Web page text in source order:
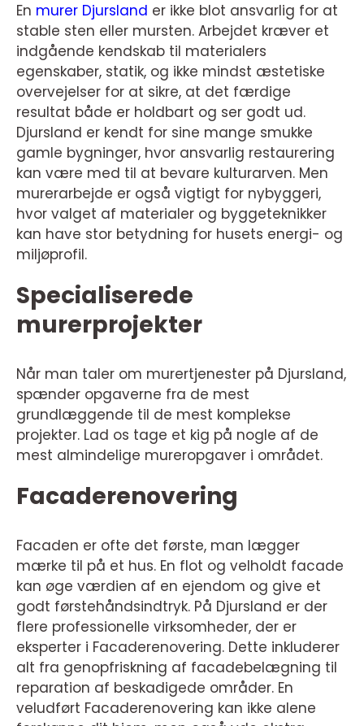
En murer Djursland er ikke blot ansvarlig for at
stable sten eller mursten. Arbejdet kræver et
indgående kendskab til materialers
egenskaber, statik, og ikke mindst æstetiske
overvejelser for at sikre, at det færdige
resultat både er holdbart og ser godt ud.
Djursland er kendt for sine mange smukke
gamle bygninger, hvor ansvarlig restaurering
kan være med til at bevare kulturarven. Men
murerarbejde er også vigtigt for nybyggeri,
hvor valget af materialer og byggeteknikker
kan have stor betydning for husets energi- og
miljøprofil.
Specialiserede
murerprojekter
Når man taler om murertjenester på Djursland,
spænder opgaverne fra de mest
grundlæggende til de mest komplekse
projekter. Lad os tage et kig på nogle af de
mest almindelige mureropgaver i området.
Facaderenovering
Facaden er ofte det første, man lægger
mærke til på et hus. En flot og velholdt facade
kan øge værdien af en ejendom og give et
godt førstehåndsindtryk. På Djursland er der
flere professionelle virksomheder, der er
eksperter i Facaderenovering. Dette inkluderer
alt fra genopfriskning af facadebelægning til
reparation af beskadigede områder. En
veludført Facaderenovering kan ikke alene